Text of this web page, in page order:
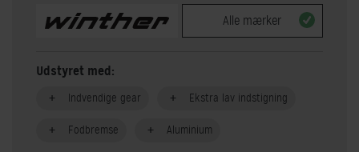
Alle mærker
Udstyret med:
Indvendige gear Ekstra lav indstigning
Fodbremse Aluminium